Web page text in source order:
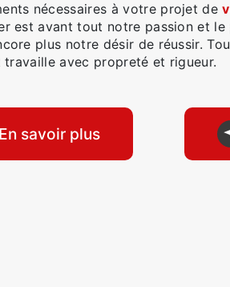
nécessaires à votre projet de
est avant tout notre passion et
plus notre désir de réussir.
avec propreté et rigueur.
En savoir plus